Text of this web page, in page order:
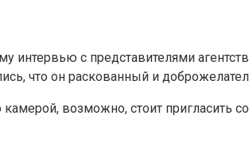
с представителями
что он раскованный и
возможно, стоит пригласить